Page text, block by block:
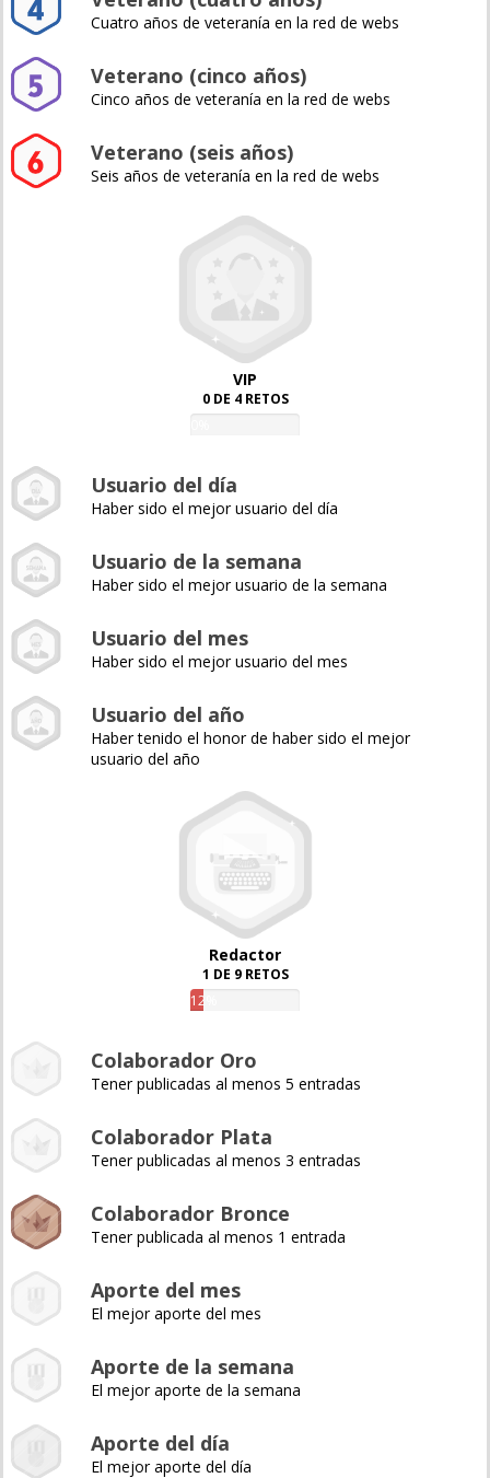
Cuatro años de veteranía en la red de webs
Veterano (cinco años)
Cinco años de veteranía en la red de webs
Veterano (seis años)
Seis años de veteranía en la red de webs
VIP
0 DE 4 RETOS
Usuario del día
Haber sido el mejor usuario del día
Usuario de la semana
Haber sido el mejor usuario de la semana
Usuario del mes
Haber sido el mejor usuario del mes
Usuario del año
Haber tenido el honor de haber sido el mejor
usuario del año
Redactor
1 DE 9 RETOS
12%
Colaborador Oro
Tener publicadas al menos 5 entradas
Colaborador Plata
Tener publicadas al menos 3 entradas
Colaborador Bronce
Tener publicada al menos 1 entrada
Aporte del mes
El mejor aporte del mes
Aporte de la semana
El mejor aporte de la semana
Aporte del día
El mejor aporte del día